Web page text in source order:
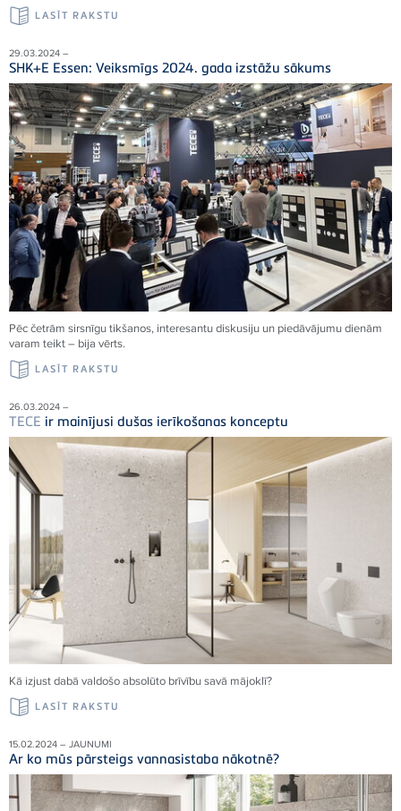
LASĪT RAKSTU
29.03.2024 –
SHK+E Essen: Veiksmīgs 2024. gada izstāžu sākums
Pēc četrām sirsnīgu tikšanos, interesantu diskusiju un piedāvājumu dienām
varam teikt – bija vērts.
LASĪT RAKSTU
26.03.2024 –
TECE ir mainījusi dušas ierīkošanas konceptu
Kā izjust dabā valdošo absolūto brīvību savā mājoklī?
LASĪT RAKSTU
15.02.2024 – JAUNUMI
Ar ko mūs pārsteigs vannasistaba nākotnē?